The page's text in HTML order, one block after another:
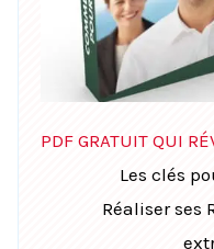
PDF GRATUIT QUI
Les clés
Réaliser ses